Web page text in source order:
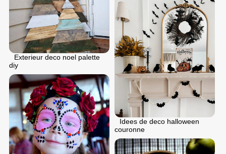
Exterieur deco noel palette
diy
Idees de deco halloween
couronne